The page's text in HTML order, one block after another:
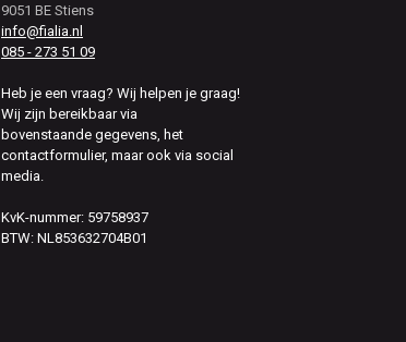
9051 BE Stiens
info@fialia.nl
085 - 273 51 09
Heb je een vraag? Wij helpen je graag!
Wij zijn bereikbaar via
bovenstaande gegevens, het
contactformulier, maar ook via social
media.
KvK-nummer: 59758937
BTW: NL853632704B01